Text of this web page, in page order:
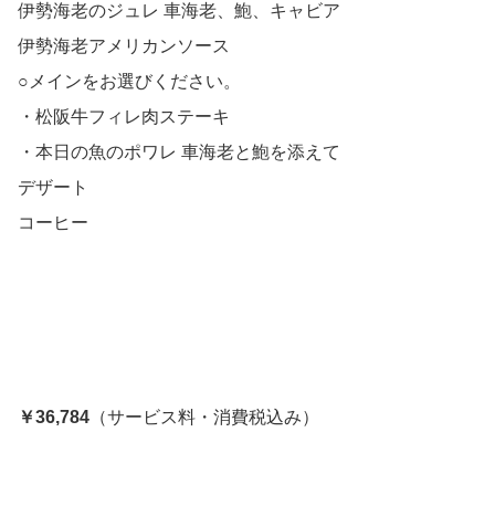
伊勢海老のジュレ 車海老、鮑、キャビア
伊勢海老アメリカンソース
○メインをお選びください。
・松阪牛フィレ肉ステーキ
・本日の魚のポワレ 車海老と鮑を添えて
デザート
コーヒー
￥36,784 （サービス料・消費税込み）